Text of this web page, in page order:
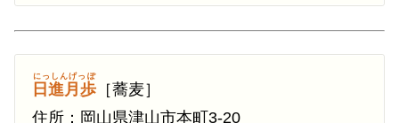
日進月歩
にっしんげっぽ
［蕎麦］
住所：岡山県津山市本町3-20